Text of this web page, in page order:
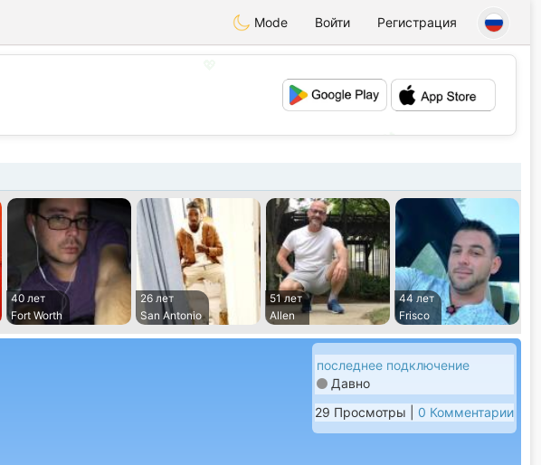
Mode Войти Регистрация
40 лет
Fort Worth
26 лет
San Antonio
51 лет
Allen
44 лет
Frisco
последнее подключение
Давно
29 Просмотры | 0 Комментарии